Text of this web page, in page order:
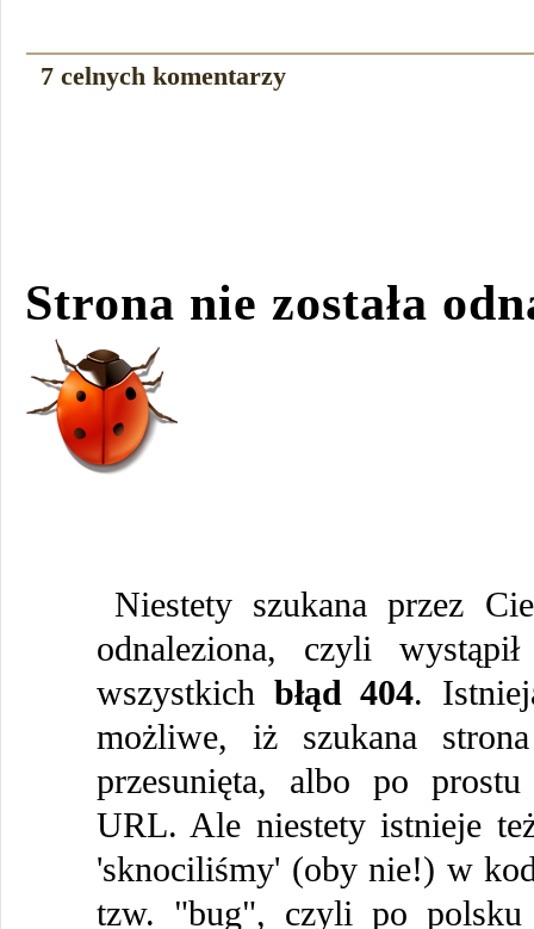
7 celnych komentarzy
Strona nie została
Niestety szukana przez
odnaleziona, czyli
wszystkich błąd 404.
możliwe, iż szukana
przesunięta, albo po prostu
URL. Ale niestety istnieje
'sknociliśmy' (oby nie!) w
tzw. "bug", czyli po polsku